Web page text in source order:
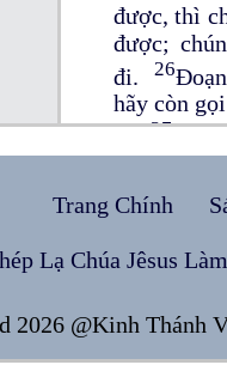
được, thì
được;
đi.
26
hãy còn
27
cũng
ở các
ở Mê-ghi-
định ở
dịch;
Trang Chính
Lạ Chúa Jêsus Làm
2026 @Kinh Thánh